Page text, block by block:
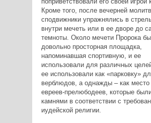
Кроме того, после вечерней
сподвижники упражнялись в
внутри мечеть или в ее дворе до
темноты. Около мечети Пророка
довольно просторная площадка,
напоминавшая спортивную, и ее
использовали для различных
ее использовали как «парковку»
верблюдов, а однажды – как место
евреев-прелюбодеев, которые
камнями в соответствии с
иудейской религии.